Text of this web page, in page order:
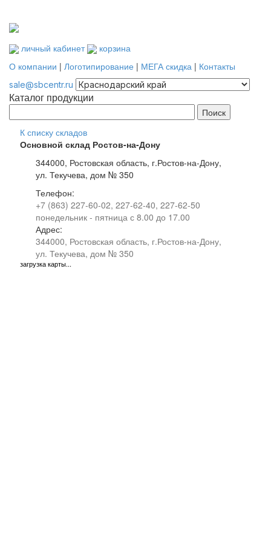
личный кабинет
корзина
О компании | Логотипирование | МЕГА скидка | Контакты
sale@sbcentr.ru
Каталог продукции
К списку складов
Основной склад Ростов-на-Дону
344000, Ростовская область, г.Ростов-на-Дону,
ул. Текучева, дом № 350
Телефон:
+7 (863) 227-60-02, 227-62-40, 227-62-50
понедельник - пятница с 8.00 до 17.00
Адрес:
344000, Ростовская область, г.Ростов-на-Дону,
ул. Текучева, дом № 350
загрузка карты...